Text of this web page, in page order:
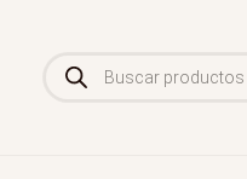
de
productos